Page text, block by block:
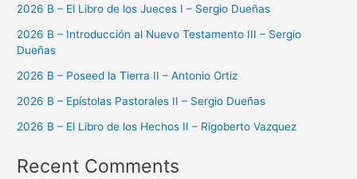
2026 B – El Libro de los Jueces I – Sergio Dueñas
2026 B – Introducción al Nuevo Testamento III – Sergio
Dueñas
2026 B – Poseed la Tierra II – Antonio Ortiz
2026 B – Epístolas Pastorales II – Sergio Dueñas
2026 B – El Libro de los Hechos II – Rigoberto Vazquez
Recent Comments